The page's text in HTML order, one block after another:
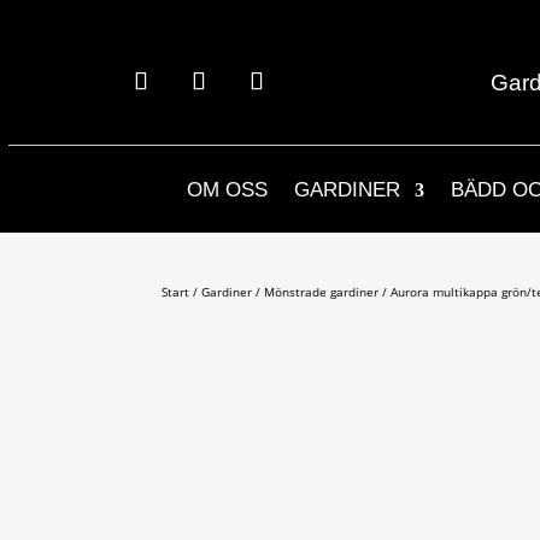
OM OSS GARDINER BÄDD
Start /Gardiner / Mönstrade gardiner / Aurora multikappa grön/